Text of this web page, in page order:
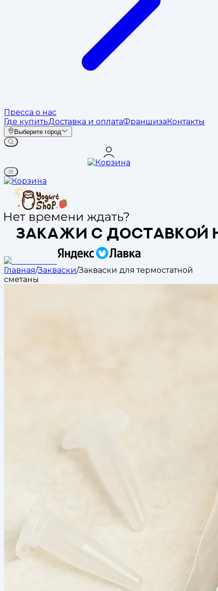
Пресса о нас
Где купитьДоставка и оплатаФраншизаКонтакты
Выберите город
Главная/Закваски/Закваски для термостатной
сметаны